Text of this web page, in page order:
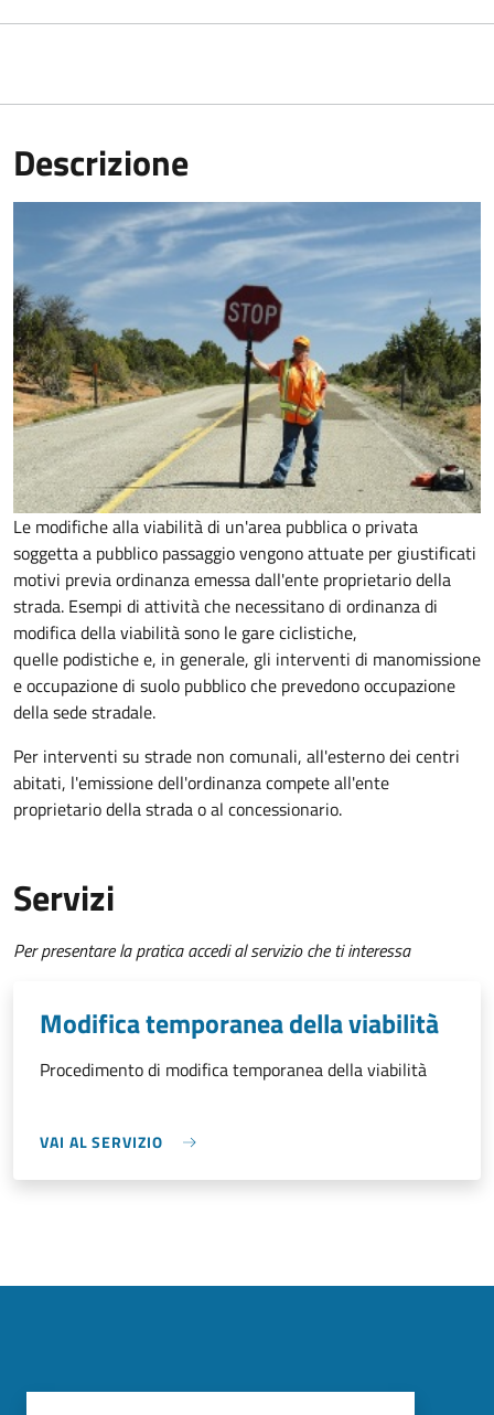
Descrizione
Le modifiche alla viabilità di un'area pubblica o privata
soggetta a pubblico passaggio vengono attuate per giustificati
motivi previa ordinanza emessa dall'ente proprietario della
strada. Esempi di attività che necessitano di ordinanza di
modifica della viabilità sono le gare ciclistiche,
quelle podistiche e, in generale, gli interventi di manomissione
e occupazione di suolo pubblico che prevedono occupazione
della sede stradale.
Per interventi su strade non comunali, all'esterno dei centri
abitati, l'emissione dell'ordinanza compete all'ente
proprietario della strada o al concessionario.
Servizi
Per presentare la pratica accedi al servizio che ti interessa
Modifica temporanea della viabilità
Procedimento di modifica temporanea della viabilità
VAI AL SERVIZIO